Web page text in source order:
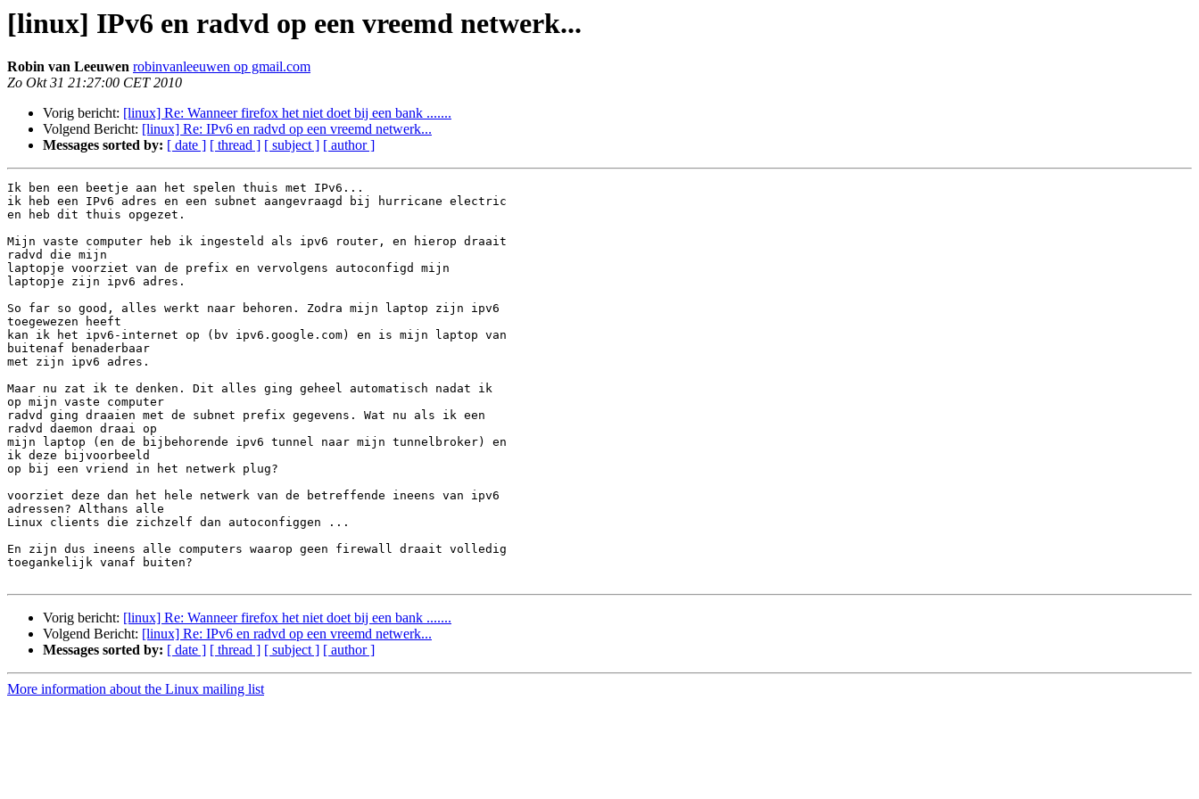
[linux] IPv6 en radvd op een vreemd netwerk...
Robin van Leeuwen robinvanleeuwen op gmail.com
Zo Okt 31 21:27:00 CET 2010
Vorig bericht: [linux] Re: Wanneer firefox het niet doet bij een bank .......
Volgend Bericht: [linux] Re: IPv6 en radvd op een vreemd netwerk...
Messages sorted by: [ date ] [ thread ] [ subject ] [ author ]
Ik ben een beetje aan het spelen thuis met IPv6...
ik heb een IPv6 adres en een subnet aangevraagd bij hurricane electric
en heb dit thuis opgezet.
Mijn vaste computer heb ik ingesteld als ipv6 router, en hierop draait
radvd die mijn
laptopje voorziet van de prefix en vervolgens autoconfigd mijn
laptopje zijn ipv6 adres.
So far so good, alles werkt naar behoren. Zodra mijn laptop zijn ipv6
toegewezen heeft
kan ik het ipv6-internet op (bv ipv6.google.com) en is mijn laptop van
buitenaf benaderbaar
met zijn ipv6 adres.
Maar nu zat ik te denken. Dit alles ging geheel automatisch nadat ik
op mijn vaste computer
radvd ging draaien met de subnet prefix gegevens. Wat nu als ik een
radvd daemon draai op
mijn laptop (en de bijbehorende ipv6 tunnel naar mijn tunnelbroker) en
ik deze bijvoorbeeld
op bij een vriend in het netwerk plug?
voorziet deze dan het hele netwerk van de betreffende ineens van ipv6
adressen? Althans alle
Linux clients die zichzelf dan autoconfiggen ...
En zijn dus ineens alle computers waarop geen firewall draait volledig
toegankelijk vanaf buiten?
Vorig bericht: [linux] Re: Wanneer firefox het niet doet bij een bank .......
Volgend Bericht: [linux] Re: IPv6 en radvd op een vreemd netwerk...
Messages sorted by: [ date ] [ thread ] [ subject ] [ author ]
More information about the Linux mailing list